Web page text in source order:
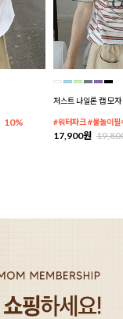
10%
저스트 나일론 캡 모자
#워터파크 #물놀이필
17,900원